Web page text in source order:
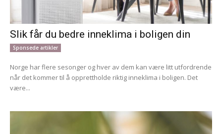
Slik får du bedre inneklima i boligen din
Sponsede artikler
Norge har flere sesonger og hver av dem kan være litt utfordrende
når det kommer til å opprettholde riktig inneklima i boligen. Det
være...